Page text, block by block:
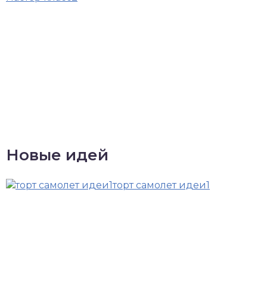
Новые идей
торт самолет идеи1